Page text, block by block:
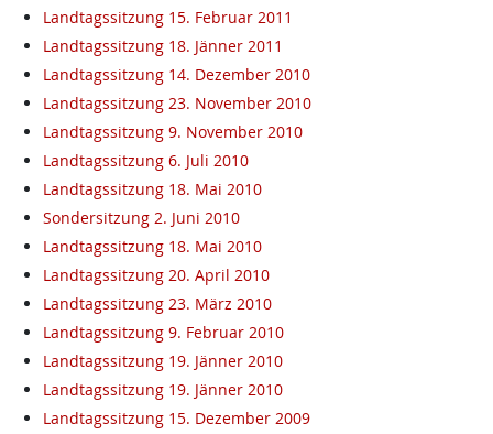
Landtagssitzung 15. Februar 2011
Landtagssitzung 18. Jänner 2011
Landtagssitzung 14. Dezember 2010
Landtagssitzung 23. November 2010
Landtagssitzung 9. November 2010
Landtagssitzung 6. Juli 2010
Landtagssitzung 18. Mai 2010
Sondersitzung 2. Juni 2010
Landtagssitzung 18. Mai 2010
Landtagssitzung 20. April 2010
Landtagssitzung 23. März 2010
Landtagssitzung 9. Februar 2010
Landtagssitzung 19. Jänner 2010
Landtagssitzung 19. Jänner 2010
Landtagssitzung 15. Dezember 2009